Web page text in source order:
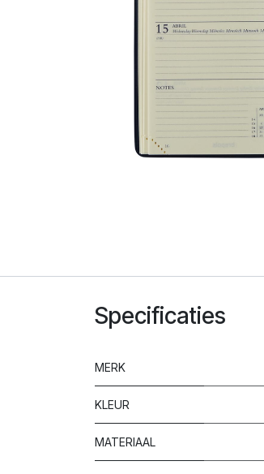
Specificaties
MERK
KLEUR
MATERIAAL